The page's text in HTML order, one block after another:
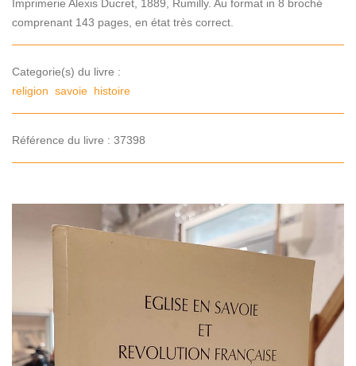
Imprimerie Alexis Ducret, 1889, Rumilly. Au format in 8 broché
comprenant 143 pages, en état très correct.
Categorie(s) du livre :
religion savoie histoire
Référence du livre : 37398